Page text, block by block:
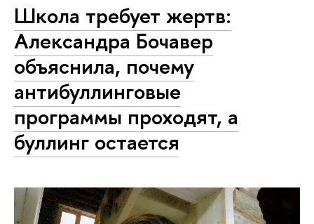
Школа требует жертв:
Александра Бочавер
объяснила, почему
антибуллинговые
программы проходят, а
буллинг остается